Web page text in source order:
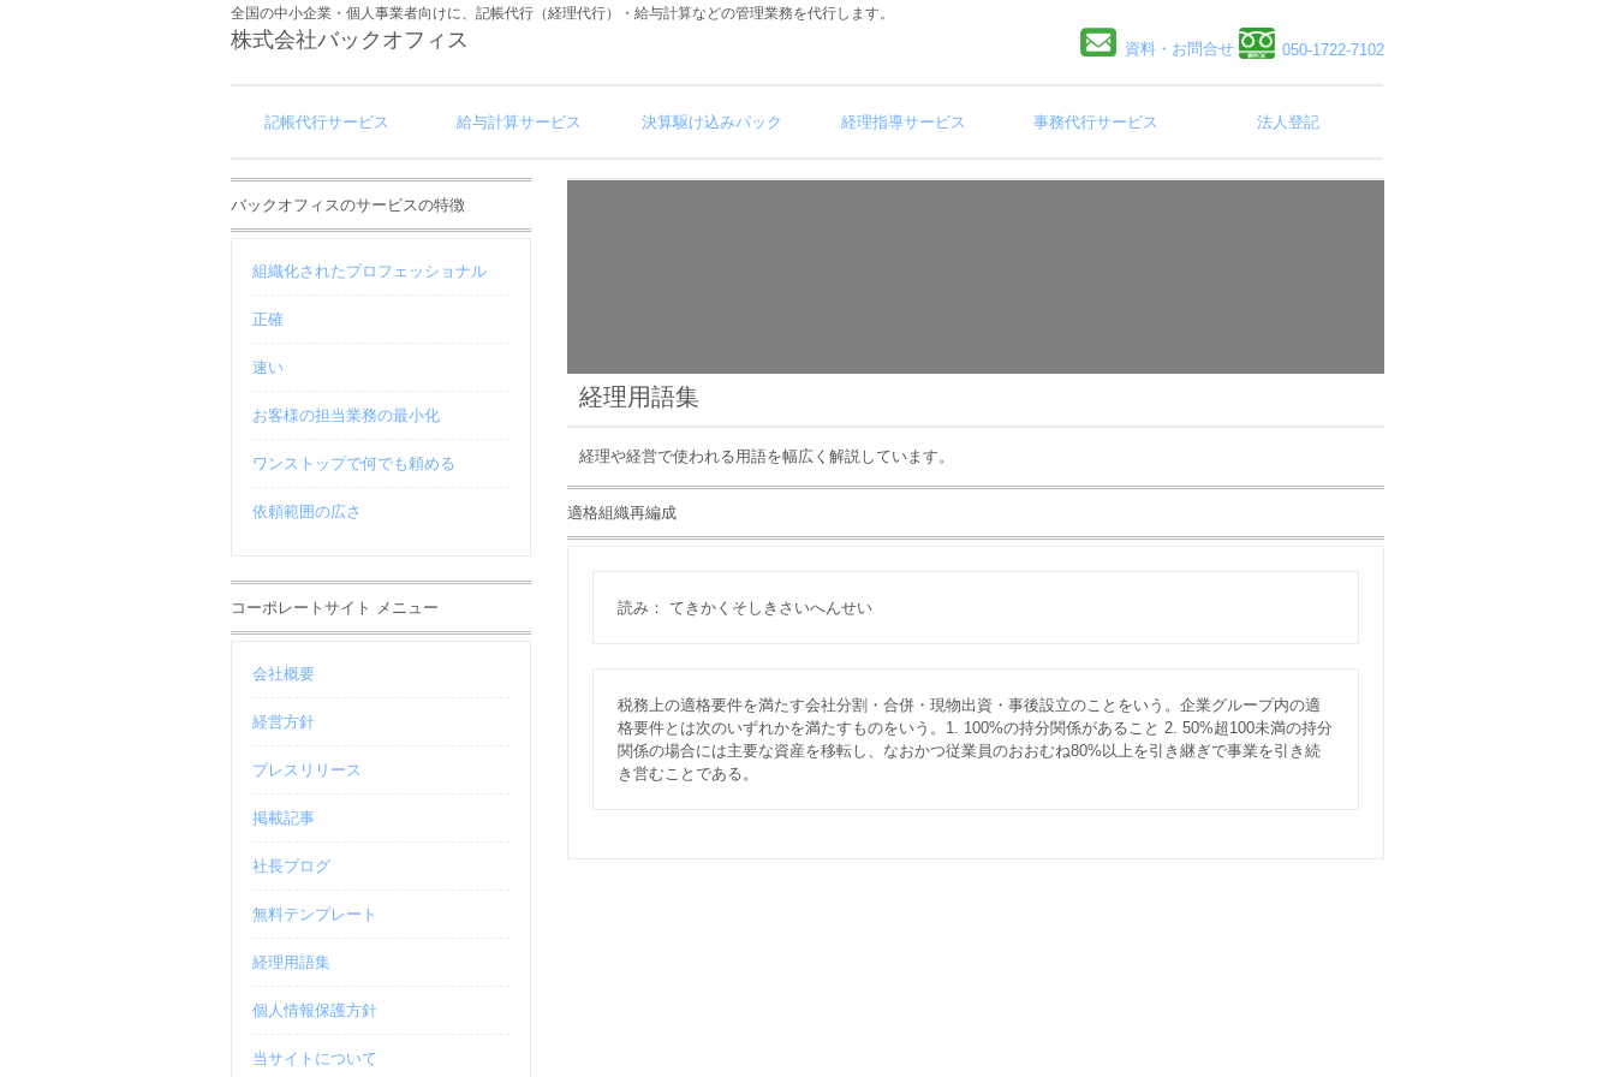
資料・お問合せ 050-1722-7102
全国の中小企業・個人事業者向けに、記帳代行（経理代行）・給与計算などの管理業務を代行します。
株式会社バックオフィス
記帳代行サービス 給与計算サービス 決算駆け込みパック 経理指導サービス 事務代行サービス 法人登記
経理用語集
経理や経営で使われる用語を幅広く解説しています。
適格組織再編成
読み： てきかくそしきさいへんせい
税務上の適格要件を満たす会社分割・合併・現物出資・事後設立のことをいう。企業グループ内の適
格要件とは次のいずれかを満たすものをいう。1. 100%の持分関係があること 2. 50%超100未満の持分
関係の場合には主要な資産を移転し、なおかつ従業員のおおむね80%以上を引き継ぎで事業を引き続
き営むことである。
バックオフィスのサービスの特徴
組織化されたプロフェッショナル
正確
速い
お客様の担当業務の最小化
ワンストップで何でも頼める
依頼範囲の広さ
コーポレートサイト メニュー
会社概要
経営方針
プレスリリース
掲載記事
社長ブログ
無料テンプレート
経理用語集
個人情報保護方針
当サイトについて